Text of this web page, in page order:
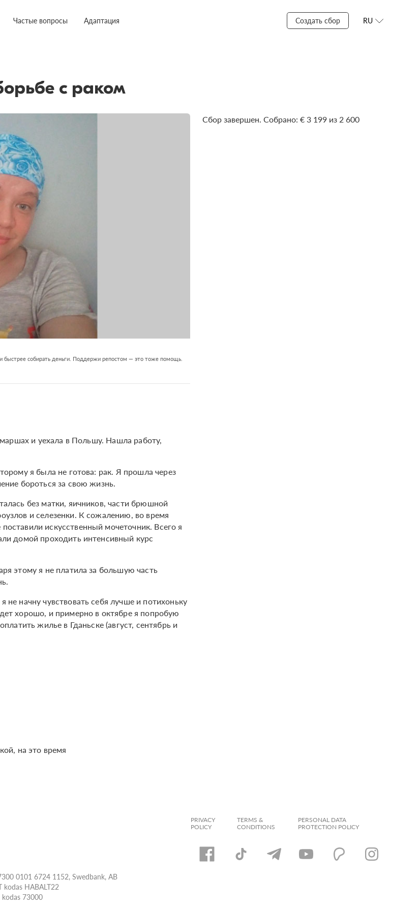
Частые вопросы Адаптация Создать сбор RU
с раком
быстрее собирать деньги. Поддержи репостом — это тоже помощь.
маршах и уехала в Польшу. Нашла работу,
я была не готова: рак. Я прошла через
бороться за свою жизнь.
без матки, яичников, части брюшной
и селезенки. К сожалению, во время
искусственный мочеточник. Всего я
домой проходить интенсивный курс
этому я не платила за большую часть
начну чувствовать себя лучше и потихоньку
хорошо, и примерно в октябре я попробую
жилье в Гданьске (август, сентябрь и
на это время
Сбор завершен. Собрано: € 3 199 из 2 600
0101 6724 1152, Swedbank, AB
kodas HABALT22
kodas 73000
PRIVACY
POLICY
TERMS &
CONDITIONS
PERSONAL DATA
PROTECTION POLICY